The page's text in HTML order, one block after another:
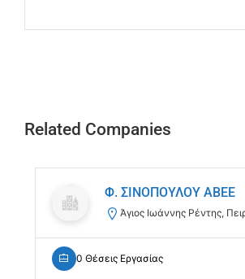
Related Companies
Φ. ΣΙΝΟΠΟΥΛΟΥ ΑΒΕΕ
Άγιος Ιωάννης Ρέντης,
0 Θέσεις Εργασίας